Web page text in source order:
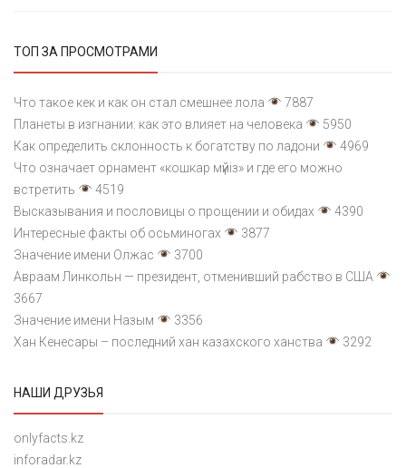
ТОП ЗА ПРОСМОТРАМИ
Что такое кек и как он стал смешнее лола
7887
Планеты в изгнании: как это влияет на человека
5950
Как определить склонность к богатству по ладони
4969
Что означает орнамент «кошкар мүйіз» и где его можно
встретить
4519
Высказывания и пословицы о прощении и обидах
4390
Интересные факты об осьминогах
3877
Значение имени Олжас
3700
Авраам Линкольн — президент, отменивший рабство в США
3667
Значение имени Назым
3356
Хан Кенесары – последний хан казахского ханства
3292
НАШИ ДРУЗЬЯ
onlyfacts.kz
inforadar.kz